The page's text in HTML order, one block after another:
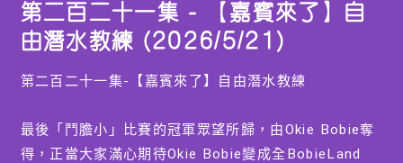
of
15
minutes,
7
第二百二十一集 - 【嘉賓來了】自
由潛水教練 (2026/5/21)
第二百二十一集-【嘉賓來了】自由潛水教練
最後「鬥膽小」比賽的冠軍眾望所歸，由Okie Bobie奪
得，正當大家滿心期待Okie Bobie變成全BobieLand